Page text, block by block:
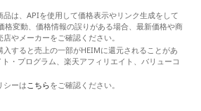
は、APIを使用して価格表示やリンク生成をして
格変動、価格情報の誤りがある場合、最新価格や商
やメーカーをご確認ください。
すると売上の一部がHEIMに還元されることがあ
・プログラム、楽天アフィリエイト、バリューコ
シーはこちらをご確認ください。